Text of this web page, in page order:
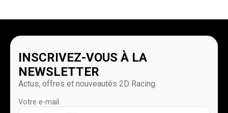
INSCRIVEZ-VOUS À LA
NEWSLETTER
Actus, offres et nouveautés 2D Racing.
Votre e-mail